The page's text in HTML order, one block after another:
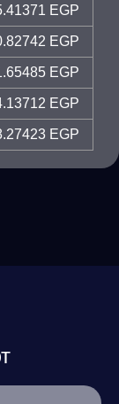
EGP
EGP
EGP
EGP
EGP